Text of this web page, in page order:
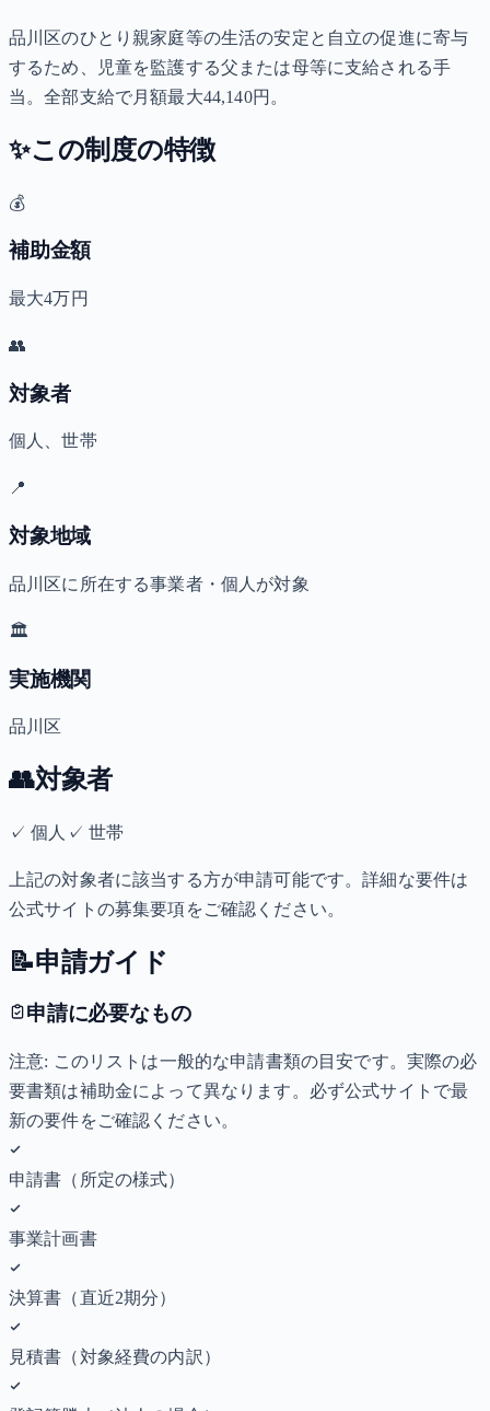
品川区のひとり親家庭等の生活の安定と自立の促進に寄与
するため、児童を監護する父または母等に支給される手
当。全部支給で月額最大44,140円。
✨この制度の特徴
💰
補助金額
最大4万円
👥
対象者
個人、世帯
📍
対象地域
品川区に所在する事業者・個人が対象
🏛️
実施機関
品川区
👥対象者
✓個人 ✓ 世帯
上記の対象者に該当する方が申請可能です。詳細な要件は
公式サイトの募集要項をご確認ください。
📝申請ガイド
申請に必要なもの
注意: このリストは一般的な申請書類の目安です。実際の必
要書類は補助金によって異なります。必ず公式サイトで最
新の要件をご確認ください。
申請書（所定の様式）
事業計画書
決算書（直近2期分）
見積書（対象経費の内訳）